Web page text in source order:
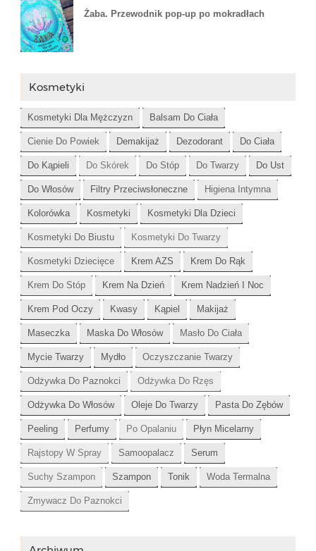
Żaba. Przewodnik pop-up po mokradłach
Kosmetyki
Kosmetyki Dla Mężczyzn Balsam Do Ciała
Cienie Do Powiek Demakijaż Dezodorant Do Ciała
Do Kąpieli Do Skórek Do Stóp Do Twarzy Do Ust
Do Włosów Filtry Przeciwsłoneczne Higiena Intymna
Kolorówka Kosmetyki Kosmetyki Dla Dzieci
Kosmetyki Do Biustu Kosmetyki Do Twarzy
Kosmetyki Dziecięce Krem AZS Krem Do Rąk
Krem Do Stóp Krem Na Dzień Krem Nadzień I Noc
Krem Pod Oczy Kwasy Kąpiel Makijaż
Maseczka Maska Do Włosów Masło Do Ciała
Mycie Twarzy Mydło Oczyszczanie Twarzy
Odżywka Do Paznokci Odżywka Do Rzęs
Odżywka Do Włosów Oleje Do Twarzy Pasta Do Zębów
Peeling Perfumy Po Opalaniu Płyn Micelarny
Rajstopy W Spray Samoopalacz Serum
Suchy Szampon Szampon Tonik Woda Termalna
Zmywacz Do Paznokci